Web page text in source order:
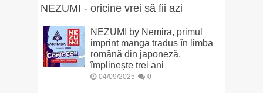
NEZUMI - oricine vrei să fii azi
NEZUMI by Nemira, primul
imprint manga tradus în limba
română din japoneză,
împlinește trei ani
04/09/2025 0